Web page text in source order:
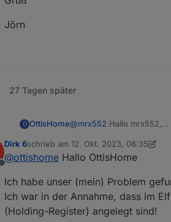
Jörn
27 Tagen später
O OttisHome@mrx552 Hallo mrx552,
Ich habe seit Montag
Leider bekomme ich trotz
Aber die Modbus Instanz
Ich vermute auch der
Der Elfin wurde auf PIN
Die Geräte-ID des
Offline
Dirk 6schrieb am 12. Okt. 2023, 08:35
zuletzt editiert von Dirk 6 10. Dez.
@ottishome Hallo OttisHome
Ich habe unser (mein) Problem
Ich war in der Annahme, dass im
(Holding-Register) angelegt sind!